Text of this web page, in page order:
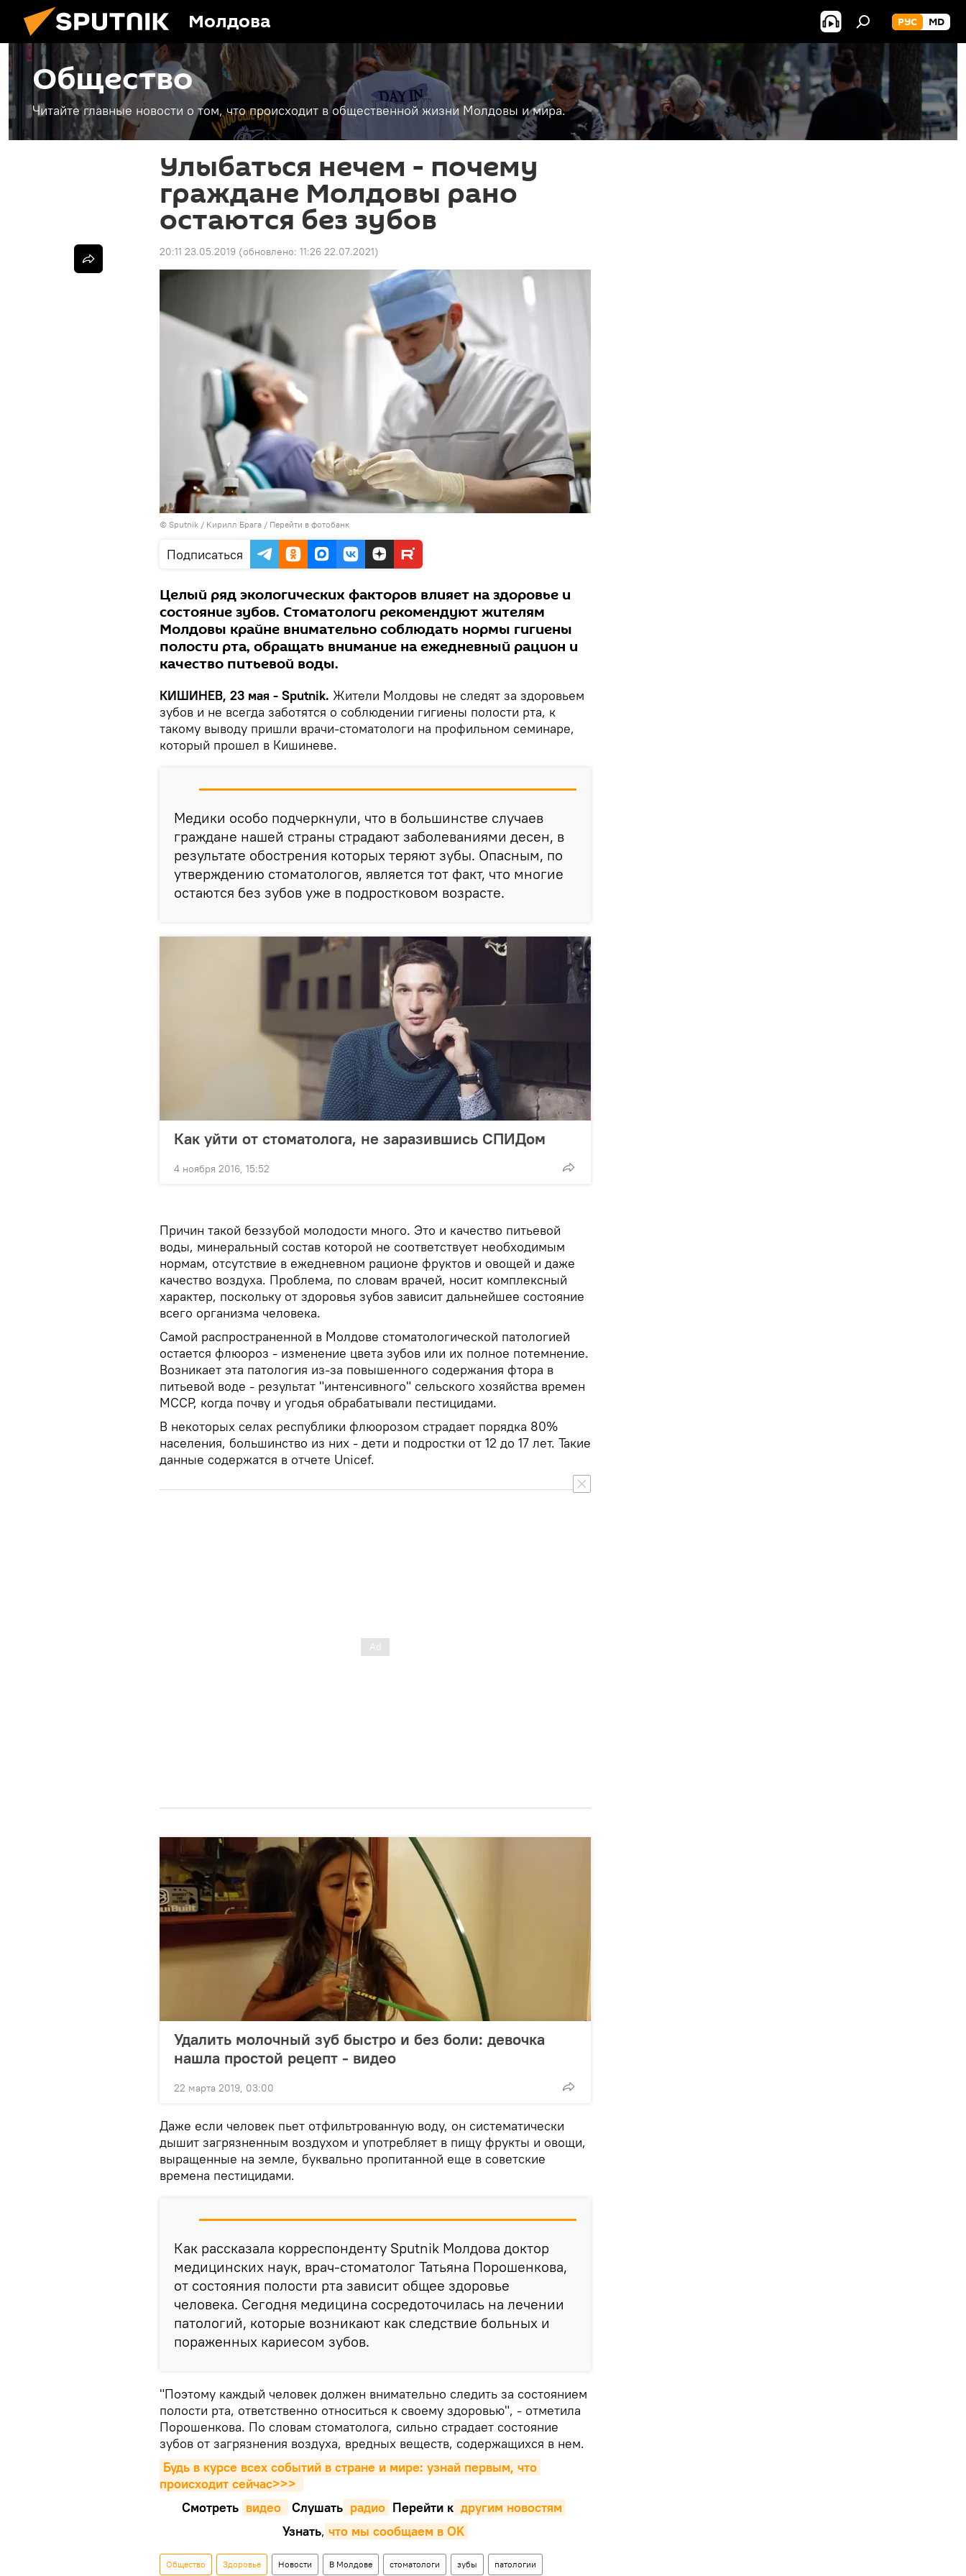
Молдова РУС MD
Общество
Читайте главные новости о том, что происходит в общественной жизни Молдовы и мира.
Улыбаться нечем - почему
граждане Молдовы рано
остаются без зубов
20:11 23.05.2019 (обновлено: 11:26 22.07.2021)
© Sputnik / Кирилл Брага / Перейти в фотобанк
Подписаться
Целый ряд экологических факторов влияет на здоровье и
состояние зубов. Стоматологи рекомендуют жителям
Молдовы крайне внимательно соблюдать нормы гигиены
полости рта, обращать внимание на ежедневный рацион и
качество питьевой воды.
КИШИНЕВ, 23 мая - Sputnik. Жители Молдовы не следят за здоровьем
зубов и не всегда заботятся о соблюдении гигиены полости рта, к
такому выводу пришли врачи-стоматологи на профильном семинаре,
который прошел в Кишиневе.
Медики особо подчеркнули, что в большинстве случаев
граждане нашей страны страдают заболеваниями десен, в
результате обострения которых теряют зубы. Опасным, по
утверждению стоматологов, является тот факт, что многие
остаются без зубов уже в подростковом возрасте.
Как уйти от стоматолога, не заразившись СПИДом
4 ноября 2016, 15:52
Причин такой беззубой молодости много. Это и качество питьевой
воды, минеральный состав которой не соответствует необходимым
нормам, отсутствие в ежедневном рационе фруктов и овощей и даже
качество воздуха. Проблема, по словам врачей, носит комплексный
характер, поскольку от здоровья зубов зависит дальнейшее состояние
всего организма человека.
Самой распространенной в Молдове стоматологической патологией
остается флюороз - изменение цвета зубов или их полное потемнение.
Возникает эта патология из-за повышенного содержания фтора в
питьевой воде - результат "интенсивного" сельского хозяйства времен
МССР, когда почву и угодья обрабатывали пестицидами.
В некоторых селах республики флюорозом страдает порядка 80%
населения, большинство из них - дети и подростки от 12 до 17 лет. Такие
данные содержатся в отчете Unicef.
Удалить молочный зуб быстро и без боли: девочка
нашла простой рецепт - видео
22 марта 2019, 03:00
Даже если человек пьет отфильтрованную воду, он систематически
дышит загрязненным воздухом и употребляет в пищу фрукты и овощи,
выращенные на земле, буквально пропитанной еще в советские
времена пестицидами.
Как рассказала корреспонденту Sputnik Молдова доктор
медицинских наук, врач-стоматолог Татьяна Порошенкова,
от состояния полости рта зависит общее здоровье
человека. Сегодня медицина сосредоточилась на лечении
патологий, которые возникают как следствие больных и
пораженных кариесом зубов.
"Поэтому каждый человек должен внимательно следить за состоянием
полости рта, ответственно относиться к своему здоровью", - отметила
Порошенкова. По словам стоматолога, сильно страдает состояние
зубов от загрязнения воздуха, вредных веществ, содержащихся в нем.
Будь в курсе всех событий в стране и мире: узнай первым, что
происходит сейчаc>>>
Смотреть видео Cлушать радио Перейти к другим новостям
Узнать, что мы сообщаем в OK
Общество Здоровье Новости В Молдове стоматологи зубы патологии